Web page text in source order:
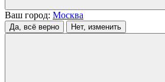
Ваш город: Москва
Да, всё верно Нет, изменить